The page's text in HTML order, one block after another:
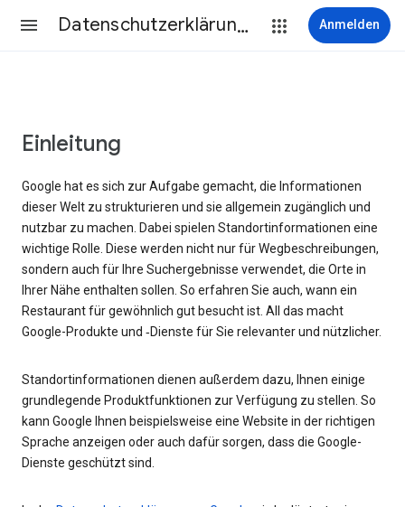
Datenschutzerklärung & Nutzungsbedingungen Anmelden
Einleitung
Google hat es sich zur Aufgabe gemacht, die Informationen
dieser Welt zu strukturieren und sie allgemein zugänglich und
nutzbar zu machen. Dabei spielen Standortinformationen eine
wichtige Rolle. Diese werden nicht nur für Wegbeschreibungen,
sondern auch für Ihre Suchergebnisse verwendet, die Orte in
Ihrer Nähe enthalten sollen. So erfahren Sie auch, wann ein
Restaurant für gewöhnlich gut besucht ist. All das macht
Google-Produkte und ‑Dienste für Sie relevanter und nützlicher.
Standortinformationen dienen außerdem dazu, Ihnen einige
grundlegende Produktfunktionen zur Verfügung zu stellen. So
kann Google Ihnen beispielsweise eine Website in der richtigen
Sprache anzeigen oder auch dafür sorgen, dass die Google-
Dienste geschützt sind.